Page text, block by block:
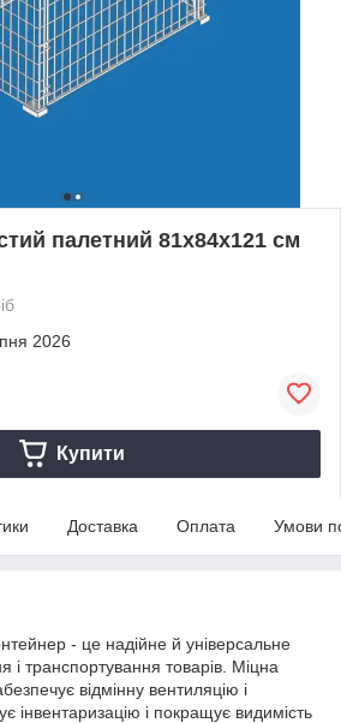
палетний 81х84х121 см
2026
Купити
Доставка Оплата Умови
- це надійне й універсальне
і транспортування товарів. Міцна
відмінну вентиляцію і
інвентаризацію і покращує видимість